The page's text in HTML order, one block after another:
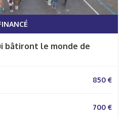
bâtiront le monde de
850 €
700 €